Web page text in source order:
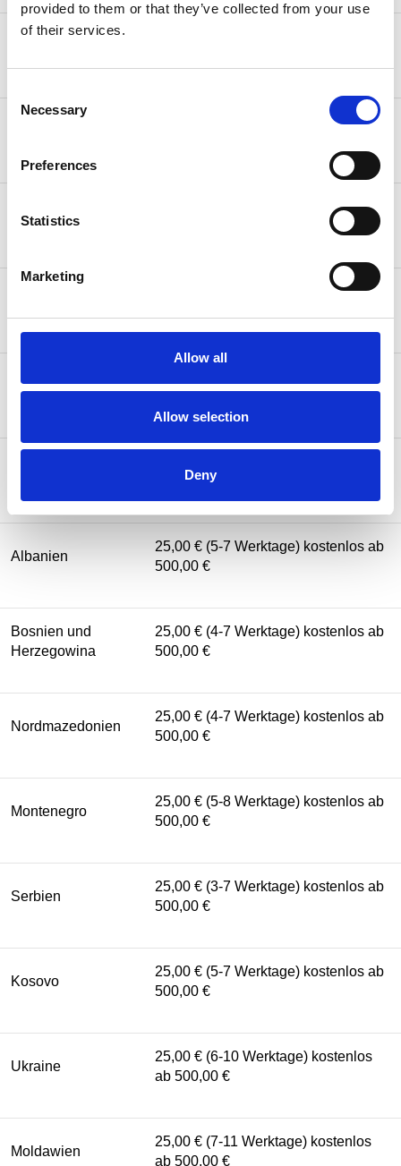
provided to them or that they’ve collected from your use
of their services.
Selection
Necessary
Preferences
Statistics
Marketing
Allow all
Allow selection
Deny
10,00 € (3-5 Werktage) kostenlos ab
USA
50,00 € (3-5 Werktage) kostenlos ab
25,00 € (3-5 Werktage) kostenlos ab
Liechtenstein
500,00 €
Albanien
25,00 € (5-7 Werktage) kostenlos ab
500,00 €
Bosnien und
Herzegowina
25,00 € (4-7 Werktage) kostenlos ab
500,00 €
Nordmazedonien
25,00 € (4-7 Werktage) kostenlos ab
500,00 €
Montenegro
25,00 € (5-8 Werktage) kostenlos ab
500,00 €
Serbien
25,00 € (3-7 Werktage) kostenlos ab
500,00 €
Kosovo
25,00 € (5-7 Werktage) kostenlos ab
500,00 €
Ukraine
25,00 € (6-10 Werktage) kostenlos
ab 500,00 €
Moldawien
25,00 € (7-11 Werktage) kostenlos
ab 500,00 €